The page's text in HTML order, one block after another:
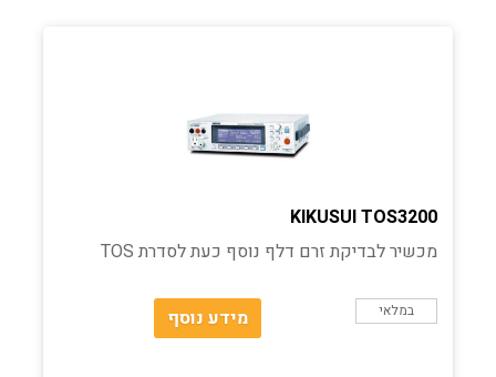
KIKUSUI TOS3200
מכשיר לבדיקת זרם דלף נוסף כעת לסדרת TOS
במלאי מידע נוסף